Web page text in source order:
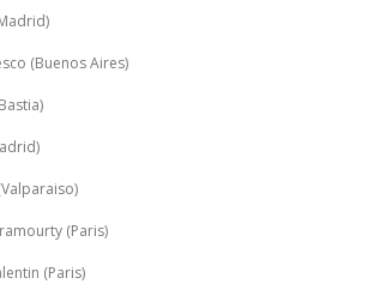
(Buenos Aires)
(Paris)
(Paris)